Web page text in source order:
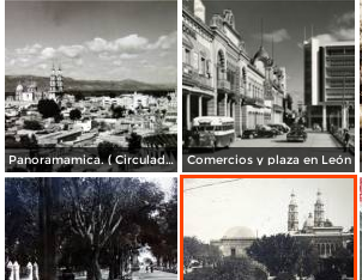
Panoramamica. ( Circulada el 6 de Febrero de 1947 ). Comercios y plaza en León